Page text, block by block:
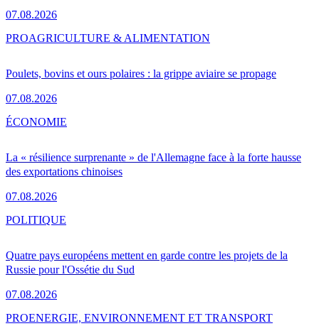
07.08.2026
Poulets, bovins et ours polaires : la grippe aviaire se propage
07.08.2026
PROAGRICULTURE & ALIMENTATION
La « résilience surprenante » de l'Allemagne face à la forte hausse
des exportations chinoises
07.08.2026
ÉCONOMIE
Quatre pays européens mettent en garde contre les projets de la
Russie pour l'Ossétie du Sud
07.08.2026
POLITIQUE
PROENERGIE, ENVIRONNEMENT ET TRANSPORT